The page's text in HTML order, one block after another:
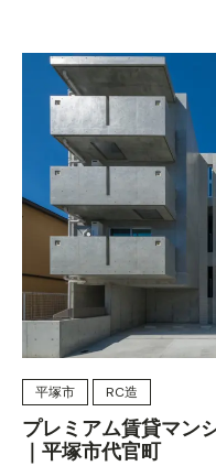
平塚市 RC造
プレミアム賃貸マン
｜平塚市代官町